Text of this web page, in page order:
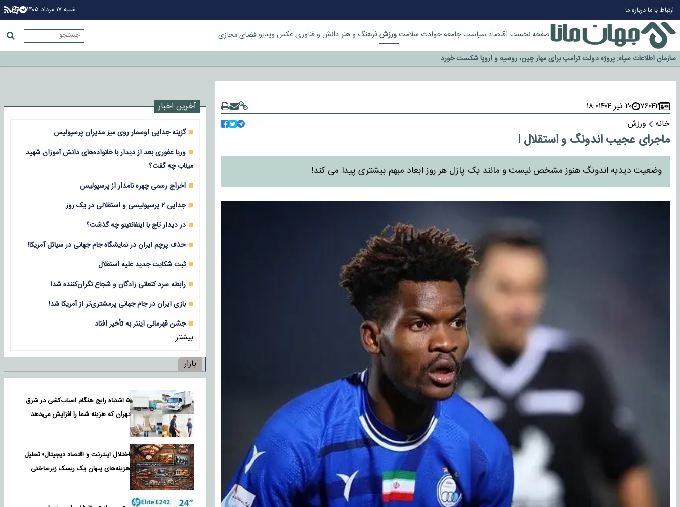
ارتباط با مادرباره ما شنبه ۱۷ مرداد ۱۴۰۵
صفحه نخست اقتصاد سیاستجامعهحوادث سلامتورزشفرهنگ و هنردانش و فناوری عکس ویدیوفضای مجازی
چرا طلا دوباره افزایشی شد؟
گزینه جدایی اوسمار روی میز مدیران پرسپولیس
آیا رئیس جمهور آمریکا قانون را دور می‌زند؟
اخراج رسمی چهره نامدار از پرسپولیس
سازمان اطلاعات سپاه: پروژه دولت ترامپ برای مهار چین، روسیه و اروپا شکست خورد
۷۶۰۴۲ ۲۰ تیر ۱۴۰۴
۱۸:۰
خانه
ورزش
ماجرای عجیب اندونگ و استقلال !
وضعیت دیدیه اندونگ هنوز مشخص نیست و مانند یک پازل هر روز ابعاد مبهم بیشتری پیدا می کند!
آخرین اخبار
گزینه جدایی اوسمار روی میز مدیران پرسپولیس
وریا غفوری بعد از دیدار با خانواده‌های دانش آموزان شهید
میناب چه گفت؟
اخراج رسمی چهره نامدار از پرسپولیس
جدایی ۲ پرسپولیسی و استقلالی در یک روز
در دیدار تاج با اینفانتینو چه گذشت؟
حذف پرچم ایران در نمایشگاه جام جهانی در سیاتل آمریکا!
ثبت شکایت جدید علیه استقلال
رابطه سرد کنعانی زادگان و شجاع نگران‌کننده شد!
بازی‌ ایران در جام جهانی پرمشتری‌تر از آمریکا شد!
جشن قهرمانی اینتر به تأخیر افتاد
بیشتر
بازار
۵ اشتباه رایج هنگام اسباب‌کشی در شرق
تهران که هزینه شما را افزایش می‌دهد
اختلال اینترنت و اقتصاد دیجیتال؛ تحلیل
هزینه‌های پنهان یک ریسک زیرساختی